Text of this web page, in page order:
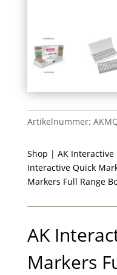
Artikelnummer:
Shop | AK
Interactive Quick
Markers Full Range
AK
Markers